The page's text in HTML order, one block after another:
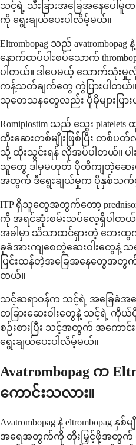
သင့်ရဲ့ သီးခြားအခြေအနေပေါ်မူ
ကို ရွေးချယ်ပေးပါလိမ့်မယ်။
Eltrombopag သည်
နောက်ထပ်ပါးစပ်သောက်
ပါတယ်။ ဒါပေမယ့် သောက်သုံး
ကန့်သတ်ချက်တွေ ကွဲပြားပါတယ်။
သုတေသနတွေလည်း ပိုမိုများပြား
Romiplostim သည် သွေး
ထိုးဆေးတစ်မျိုးဖြစ်ပြီး တစ်ပ
သို့ ထိုးသွင်းရန် လိုအပ်ပါတယ်။ ပ
သူတွေ ဒါမှမဟုတ် ပိုတိကျတဲ့ဆေ
အတွက် ဒီရွေးချယ်မှုက ပိုနှစ်သက်
ITP ရှိသူတွေအတွက်တော့
ကို အရင်ဆုံးစမ်းသပ်လေ့ရှိပါတယ်
အခါမှာ သိသာထင်ရှားတဲ့ ဘေး
ခုခံအားကျစေတဲ့ဆေးဝါးတွေနဲ့
ပြင်းထန်တဲ့အခြေအနေတွေအတွက် အ
တယ်။
သင့်ဆရာဝန်က သင့်ရဲ့ အခြေခံအ
တခြားဆေးဝါးတွေနဲ့ သင့်ရဲ့
စဉ်းစားပြီး သင့်အတွက် အကော
ရွေးချယ်ပေးပါလိမ့်မယ်။
Avatrombopag က
ကောင်းသလား။
Avatrombopag နဲ့ eltrombopag နှ
အရေအတွက်ကို တိုးမြှင့်ဖို့အတွက် ထိ